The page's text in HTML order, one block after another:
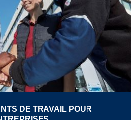
DE TRAVAIL POUR